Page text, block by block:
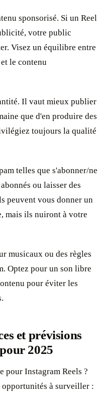
sponsorisé. Si un Reel
votre public
Visez un équilibre entre
le contenu
Il vaut mieux publier
que d'en produire des
toujours la qualité
telles que s'abonner/ne
ou laisser des
peuvent vous donner un
mais ils nuiront à votre
musicaux ou des règles
Optez pour un son libre
pour éviter les
et prévisions
2025
pour Instagram Reels ?
opportunités à surveiller :